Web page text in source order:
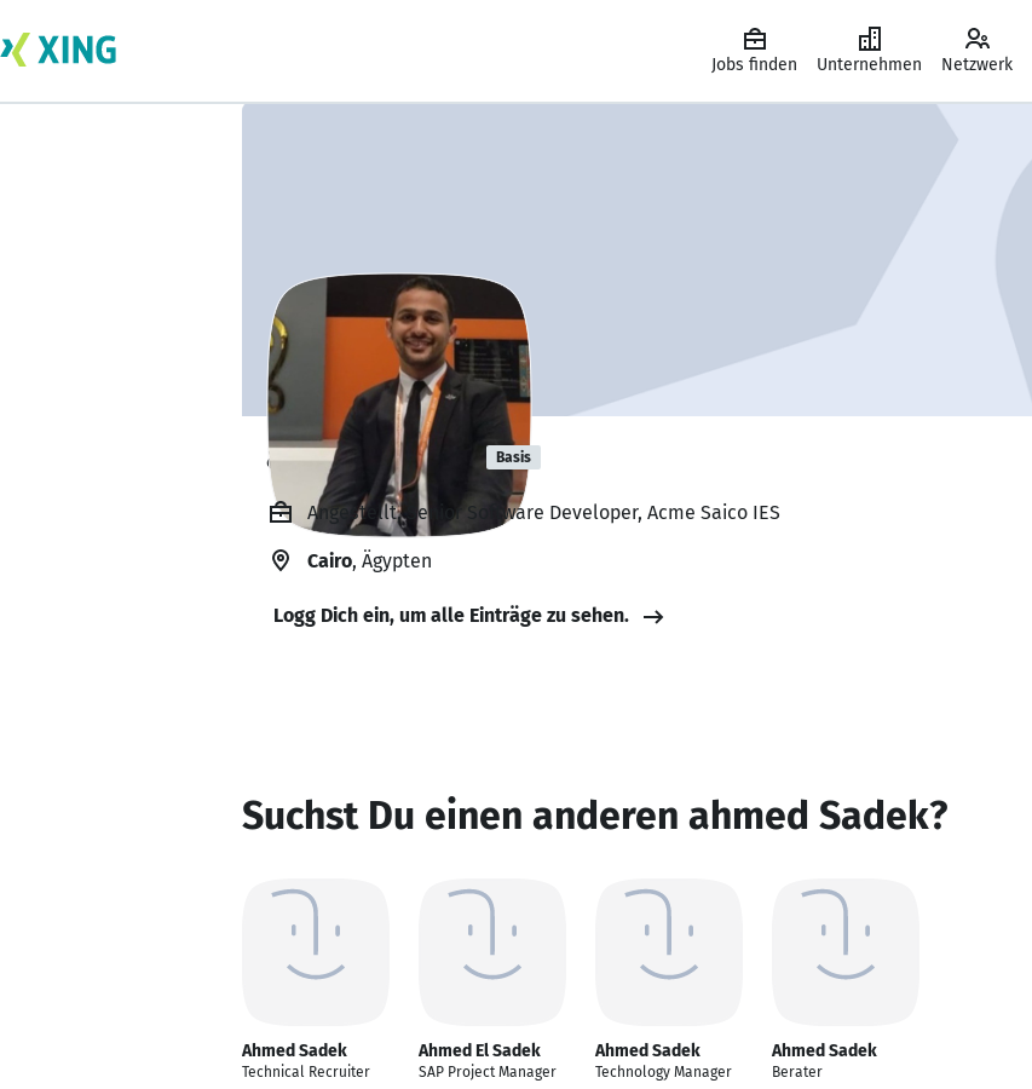
Jobs finden Unternehmen Netzwerk
ahmed Sadek Basis
Angestellt, Senior Software Developer, Acme Saico IES
Cairo, Ägypten
Logg Dich ein, um alle Einträge zu sehen.
Suchst Du einen anderen ahmed Sadek?
Ahmed Sadek
Technical Recruiter
Ahmed El Sadek
SAP Project Manager
Ahmed Sadek
Technology Manager
Ahmed Sadek
Berater